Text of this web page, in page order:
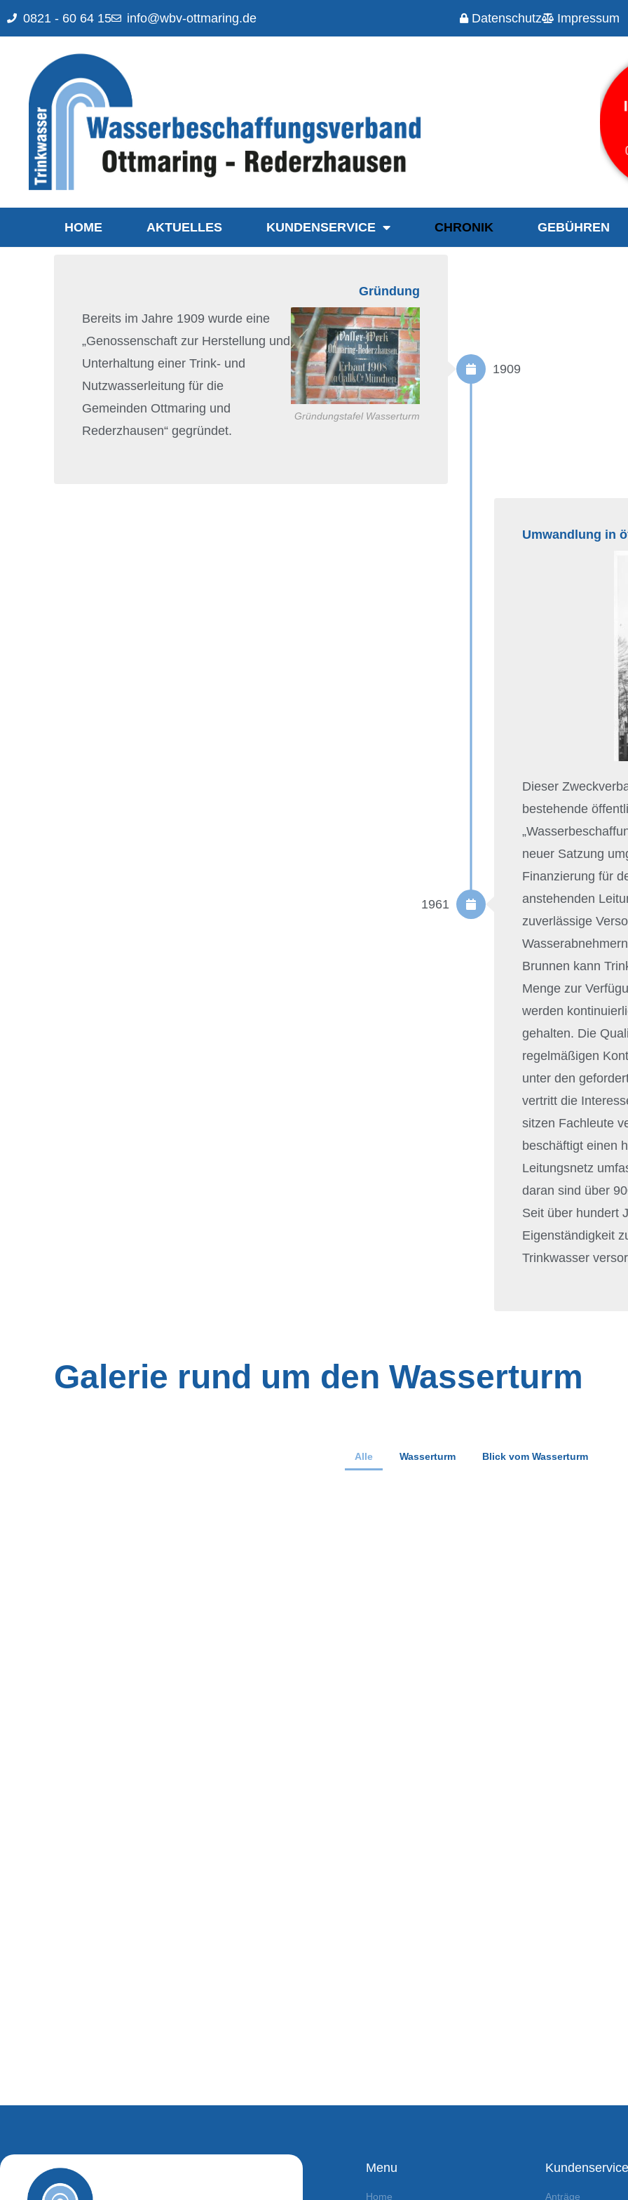
0821 - 60 64 15 info@wbv-ottmaring.de Datenschutz Impressum
HOME AKTUELLES KUNDENSERVICE CHRONIK GEBÜHREN
Gründung
Gründungstafel Wasserturm
Bereits im Jahre 1909 wurde eine
„Genossenschaft zur Herstellung und
Unterhaltung einer Trink- und
Nutzwasserleitung für die
Gemeinden Ottmaring und
Rederzhausen“ gegründet.
1909
Umwandlung in
Dieser
bestehende
neuer Satzung
Finanzierung für
anstehenden
zuverlässige
Brunnen kann
Menge zur
werden
gehalten. Die
regelmäßigen
unter den
vertritt die
sitzen Fachleute
beschäftigt einen
Leitungsnetz
daran sind über
Seit über hundert
Eigenständigkeit
Trinkwasser
1961
Galerie rund um den Wasserturm
Alle Wasserturm Blick vom Wasserturm
Menu
Home
Kundenservice
Anträge